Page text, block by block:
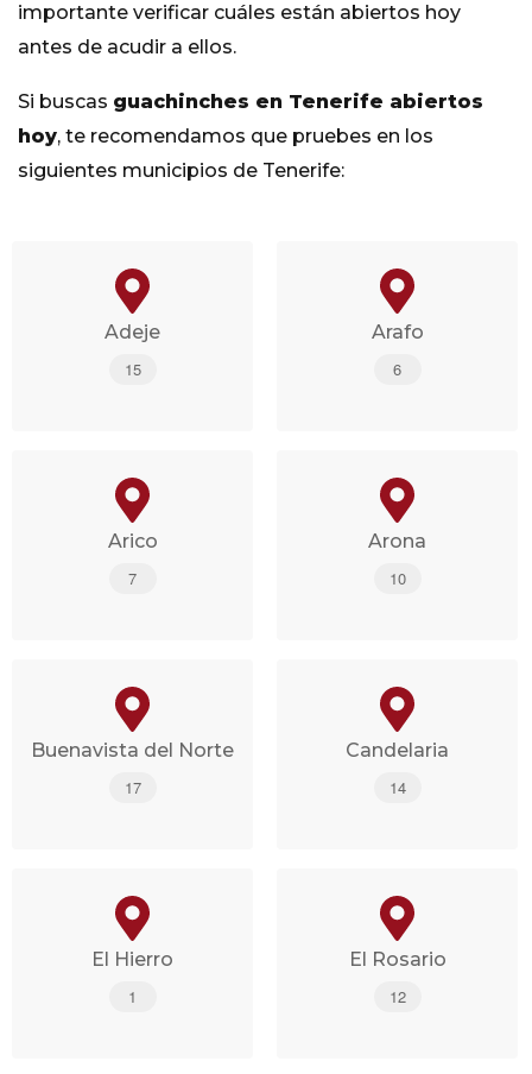
importante verificar cuáles están abiertos hoy
antes de acudir a ellos.
Si buscas guachinches en Tenerife abiertos
hoy, te recomendamos que pruebes en los
siguientes municipios de Tenerife:
Adeje
15
Arafo
6
Arico
7
Arona
10
Buenavista del Norte
17
Candelaria
14
El Hierro
1
El Rosario
12